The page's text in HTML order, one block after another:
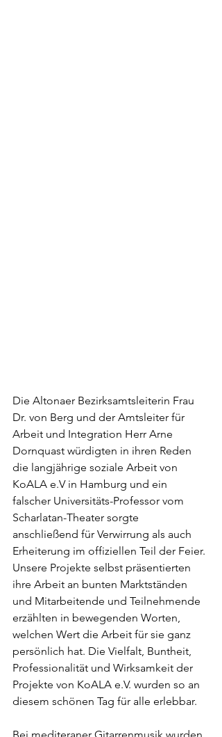
Die Altonaer Bezirksamtsleiterin Frau
Dr. von Berg und der Amtsleiter für
Arbeit und Integration Herr Arne
Dornquast würdigten in ihren Reden
die langjährige soziale Arbeit von
KoALA e.V in Hamburg und ein
falscher Universitäts-Professor vom
Scharlatan-Theater sorgte
anschließend für Verwirrung als auch
Erheiterung im offiziellen Teil der Feier.
Unsere Projekte selbst präsentierten
ihre Arbeit an bunten Marktständen
und Mitarbeitende und Teilnehmende
erzählten in bewegenden Worten,
welchen Wert die Arbeit für sie ganz
persönlich hat. Die Vielfalt, Buntheit,
Professionalität und Wirksamkeit der
Projekte von KoALA e.V. wurden so an
diesem schönen Tag für alle erlebbar.